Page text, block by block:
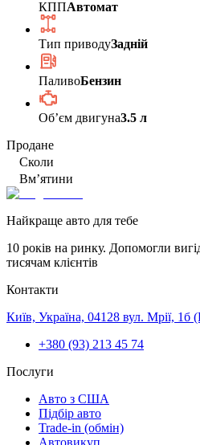
КППАвтомат
Тип приводуЗадній
ПаливоБензин
Обʼєм двигуна3.5 л
Продане
Сколи
Вм’ятини
Найкраще авто для тебе
10 років на ринку. Допомогли
тисячам клієнтів
Контакти
Київ, Україна, 04128 вул. Мрії, 1б
+380 (93) 213 45 74
Послуги
Авто з США
Підбір авто
Trade-in (обмін)
Автовикуп